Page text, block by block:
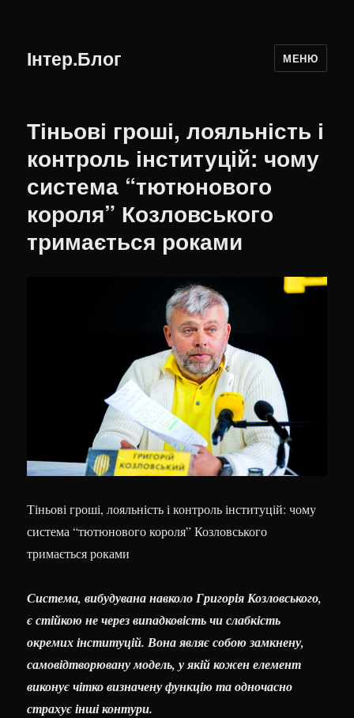
Інтер.Блог МЕНЮ
Тіньові гроші, лояльність і
контроль інституцій: чому
система “тютюнового
короля” Козловського
тримається роками
Тіньові гроші, лояльність і контроль інституцій: чому
система “тютюнового короля” Козловського
тримається роками
Система, вибудувана навколо Григорія Козловського,
є стійкою не через випадковість чи слабкість
окремих інституцій. Вона являє собою замкнену,
самовідтворювану модель, у якій кожен елемент
виконує чітко визначену функцію та одночасно
страхує інші контури.